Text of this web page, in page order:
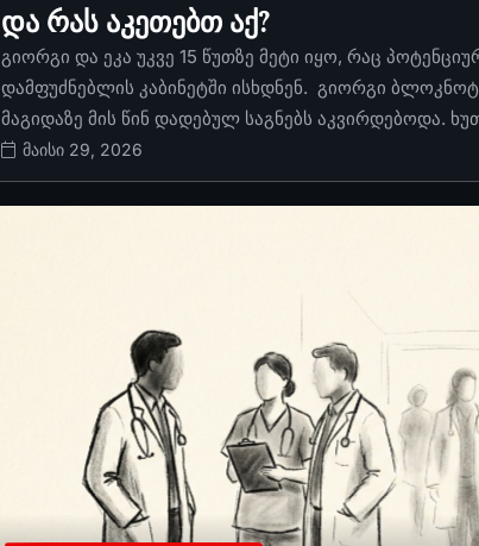
და რას აკეთებთ აქ?
გიორგი და ეკა უკვე 15 წუთზე მეტი იყო, რაც
დამფუძნებლის კაბინეტში ისხდნენ. გიორგი
მაგიდაზე მის წინ დადებულ საგნებს აკვირდებოდა.
მაისი 29, 2026